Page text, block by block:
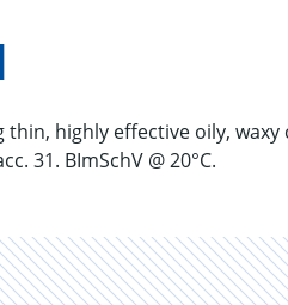
highly effective oily,
31. BImSchV @ 20°C.